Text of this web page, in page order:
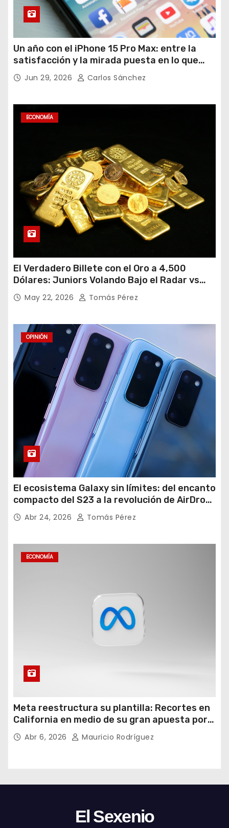
Un año con el iPhone 15 Pro Max: entre la
satisfacción y la mirada puesta en lo que
vieneJun 29, 2026 Carlos Sánchez
ECONOMÍA
El Verdadero Billete con el Oro a 4,500
Dólares: Juniors Volando Bajo el Radar vs
Gigantes Tropezando
May 22, 2026 Tomás Pérez
OPINIÓN
El ecosistema Galaxy sin límites: del encanto
compacto del S23 a la revolución de AirDrop
en Android
Abr 24, 2026 Tomás Pérez
ECONOMÍA
Meta reestructura su plantilla: Recortes en
California en medio de su gran apuesta por
la IAAbr 6, 2026 Mauricio Rodríguez
El Sexenio